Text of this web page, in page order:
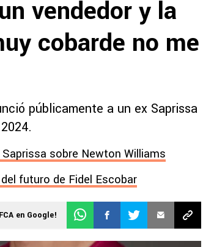
Laing
Comunicaciones
Olimpia
Real Madrid
vendedor y la
cobarde no me
públicamente a un ex Saprissa
sobre Newton Williams
futuro de Fidel Escobar
en Google!